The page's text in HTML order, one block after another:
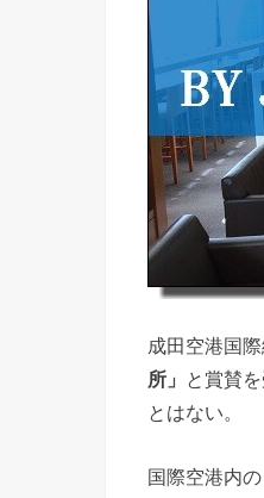
成田空港国
所」
と賞賛
とはない。
国際空港内